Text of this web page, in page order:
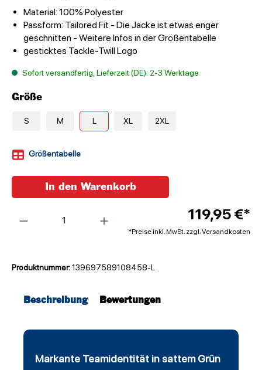
Material: 100% Polyester
Passform: Tailored Fit - Die Jacke ist etwas enger
geschnitten - Weitere Infos in der Größentabelle
gesticktes Tackle-Twill Logo
Sofort versandfertig, Lieferzeit (DE): 2-3 Werktage
Größe
S M L XL 2XL
Größentabelle
119,95 €*
*Preise inkl. MwSt. zzgl. Versandkosten
In den Warenkorb
Produktnummer:139697589108458-L
Beschreibung Bewertungen
Markante Teamidentität in sattem Grün